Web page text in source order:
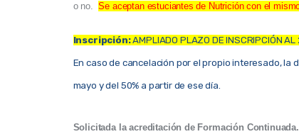
o no.Se aceptan estuciantes de Nutrición con el
Inscripción:AMPLIADO PLAZO DE INSCRIPCIÓN AL
En caso de cancelación por el propio interesado, la
mayo y del 50% a partir de ese día.
Solicitada la acreditación de Formación Continuada.